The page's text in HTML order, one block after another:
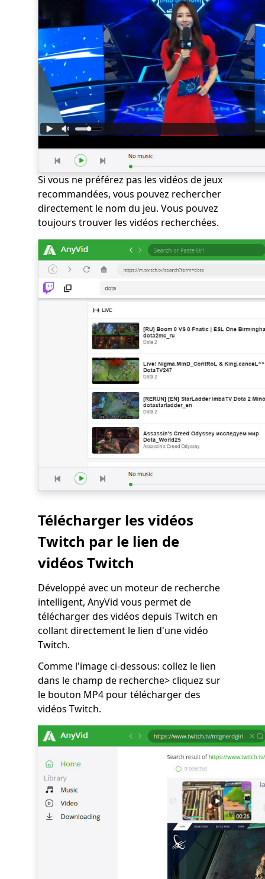
Si vous ne préférez pas les vidéos de jeux
recommandées, vous pouvez rechercher
directement le nom du jeu. Vous pouvez
toujours trouver les vidéos recherchées.
Télécharger les vidéos
Twitch par le lien de
vidéos Twitch
Développé avec un moteur de recherche
intelligent, AnyVid vous permet de
télécharger des vidéos depuis Twitch en
collant directement le lien d'une vidéo
Twitch.
Comme l'image ci-dessous: collez le lien
dans le champ de recherche> cliquez sur
le bouton MP4 pour télécharger des
vidéos Twitch.